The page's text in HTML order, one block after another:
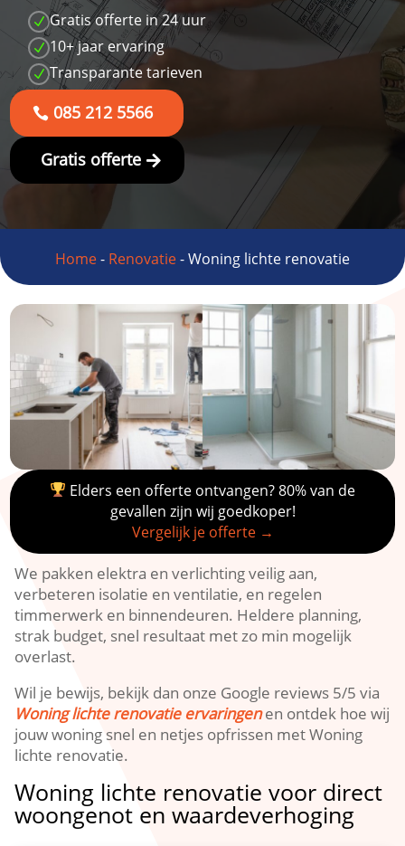
N Gratis offerte in 24 uur
N 10+ jaar ervaring
N Transparante tarieven
085 212 5566
Gratis offerte
Home- Renovatie-Woning lichte renovatie
Elders een offerte ontvangen? 80% van de
gevallen zijn wij goedkoper!
Vergelijk je offerte →
We pakken elektra en verlichting veilig aan,
verbeteren isolatie en ventilatie, en regelen
timmerwerk en binnendeuren.​ Heldere planning,
strak budget, snel resultaat met zo min mogelijk
overlast.​
Wil je bewijs, bekijk dan onze Google reviews 5/5 via
Woning lichte renovatie ervaringenen ontdek hoe wij
jouw woning snel en netjes opfrissen met Woning
lichte renovatie.​
Woning lichte renovatie voor direct
woongenot en waardeverhoging